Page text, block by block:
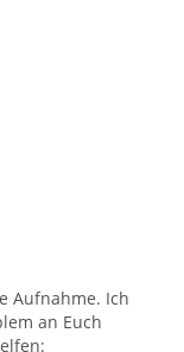
Aufnahme. Ich
an Euch